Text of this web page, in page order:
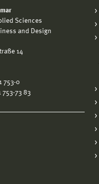
Sciences
and Design
14
753-0
753-73 83